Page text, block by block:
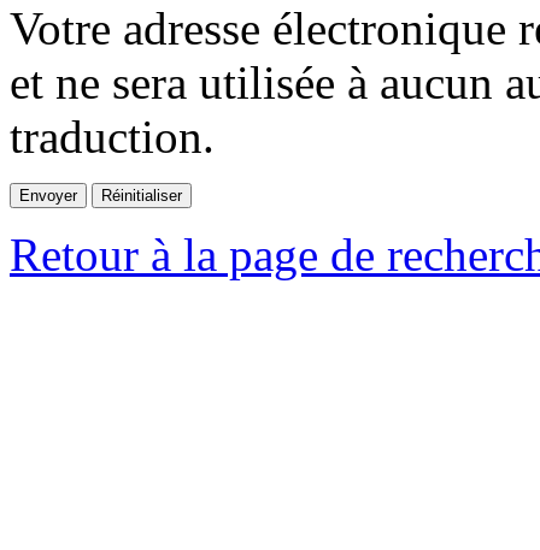
Votre adresse électronique
et ne sera utilisée à aucun
traduction.
Retour à la page de